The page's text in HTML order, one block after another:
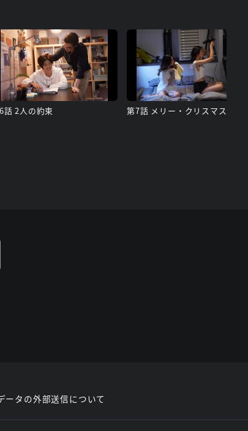
話 2人の約束 第7話 メリー・クリスマス
ータの外部送信について